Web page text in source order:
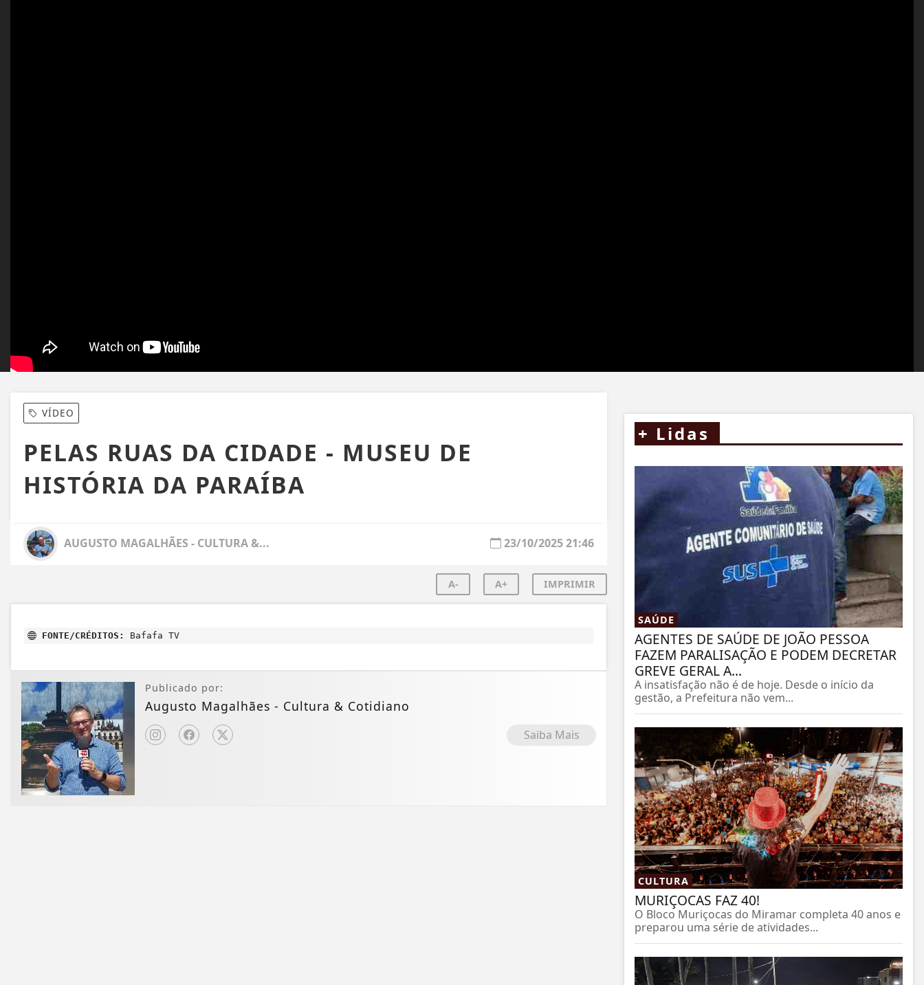
VÍDEO
PELAS RUAS DA CIDADE - MUSEU DE
HISTÓRIA DA PARAÍBA
AUGUSTO MAGALHÃES - CULTURA &... 23/10/2025 21:46
A- A+ IMPRIMIR
FONTE/CRÉDITOS: Bafafa TV
Publicado por:
Augusto Magalhães - Cultura & Cotidiano
Saiba Mais
+ Lidas
SAÚDE
AGENTES DE SAÚDE DE JOÃO PESSOA
FAZEM PARALISAÇÃO E PODEM DECRETAR
GREVE GERAL A...
A insatisfação não é de hoje. Desde o início da
gestão, a Prefeitura não vem...
CULTURA
MURIÇOCAS FAZ 40!
O Bloco Muriçocas do Miramar completa 40 anos e
preparou uma série de atividades...